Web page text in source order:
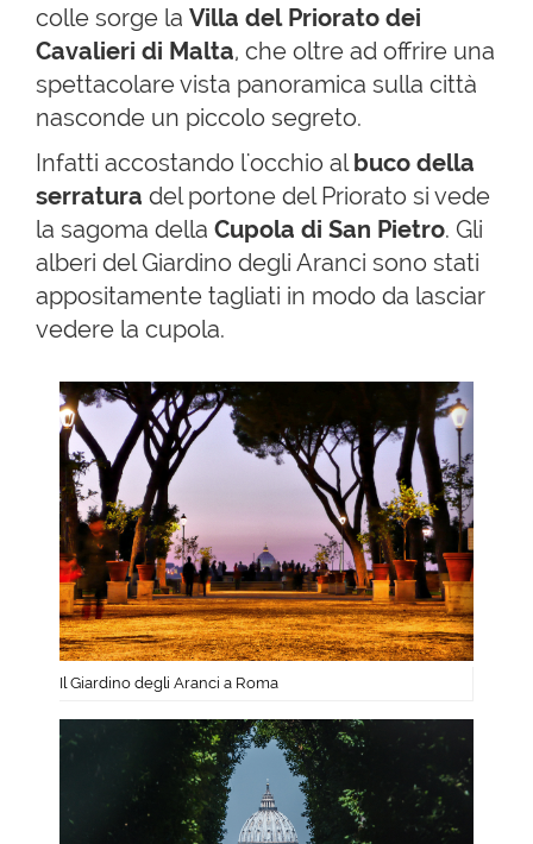
colle sorge la Villa del Priorato dei
Cavalieri di Malta, che oltre ad offrire una
spettacolare vista panoramica sulla città
nasconde un piccolo segreto.
Infatti accostando l'occhio al buco della
serratura del portone del Priorato si vede
la sagoma della Cupola di San Pietro. Gli
alberi del Giardino degli Aranci sono stati
appositamente tagliati in modo da lasciar
vedere la cupola.
Il Giardino degli Aranci a Roma